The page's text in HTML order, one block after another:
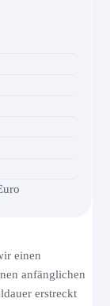
einen
anfänglichen
erstreckt